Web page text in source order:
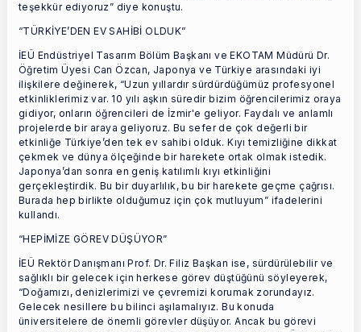
teşekkür ediyoruz” diye konuştu.
“TÜRKİYE’DEN EV SAHİBİ OLDUK”
İEÜ Endüstriyel Tasarım Bölüm Başkanı ve EKOTAM Müdürü Dr.
Öğretim Üyesi Can Özcan, Japonya ve Türkiye arasındaki iyi
ilişkilere değinerek, “Uzun yıllardır sürdürdüğümüz profesyonel
etkinliklerimiz var. 10 yılı aşkın süredir bizim öğrencilerimiz oraya
gidiyor, onların öğrencileri de İzmir'e geliyor. Faydalı ve anlamlı
projelerde bir araya geliyoruz. Bu sefer de çok değerli bir
etkinliğe Türkiye’den tek ev sahibi olduk. Kıyı temizliğine dikkat
çekmek ve dünya ölçeğinde bir harekete ortak olmak istedik.
Japonya’dan sonra en geniş katılımlı kıyı etkinliğini
gerçekleştirdik. Bu bir duyarlılık, bu bir harekete geçme çağrısı.
Burada hep birlikte olduğumuz için çok mutluyum” ifadelerini
kullandı.
“HEPİMİZE GÖREV DÜŞÜYOR”
İEÜ Rektör Danışmanı Prof. Dr. Filiz Başkan ise, sürdürülebilir ve
sağlıklı bir gelecek için herkese görev düştüğünü söyleyerek,
“Doğamızı, denizlerimizi ve çevremizi korumak zorundayız.
Gelecek nesillere bu bilinci aşılamalıyız. Bu konuda
üniversitelere de önemli görevler düşüyor. Ancak bu görevi